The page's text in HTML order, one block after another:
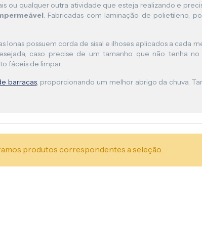
ou qualquer outra atividade que esteja realizando e
. Fabricadas com laminação de polietileno,
lonas possuem corda de sisal e ilhoses aplicados a
caso precise de um tamanho que não tenha
fáceis de limpar.
barracas, proporcionando um melhor abrigo da chuva.
produtos correspondentes a seleção.